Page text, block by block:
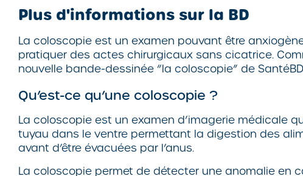
Plus d'informations sur la BD
La coloscopie est un examen pouvant être
pratiquer des actes chirurgicaux sans cicatrice.
nouvelle bande-dessinée “la coloscopie” de
Qu’est-ce qu’une coloscopie ?
La coloscopie est un examen d’imagerie médicale
tuyau dans le ventre permettant la digestion des
avant d’être évacuées par l’anus.
La coloscopie permet de détecter une anomalie en